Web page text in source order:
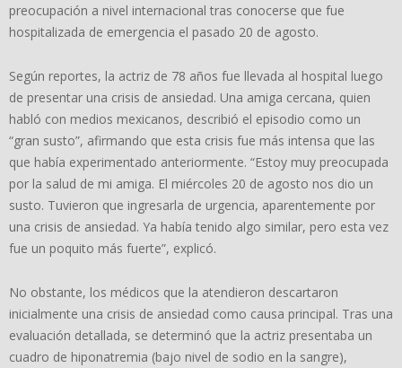
preocupación a nivel internacional tras conocerse que fue
hospitalizada de emergencia el pasado 20 de agosto.
Según reportes, la actriz de 78 años fue llevada al hospital luego
de presentar una crisis de ansiedad. Una amiga cercana, quien
habló con medios mexicanos, describió el episodio como un
“gran susto”, afirmando que esta crisis fue más intensa que las
que había experimentado anteriormente. “Estoy muy preocupada
por la salud de mi amiga. El miércoles 20 de agosto nos dio un
susto. Tuvieron que ingresarla de urgencia, aparentemente por
una crisis de ansiedad. Ya había tenido algo similar, pero esta vez
fue un poquito más fuerte”, explicó.
No obstante, los médicos que la atendieron descartaron
inicialmente una crisis de ansiedad como causa principal. Tras una
evaluación detallada, se determinó que la actriz presentaba un
cuadro de hiponatremia (bajo nivel de sodio en la sangre),